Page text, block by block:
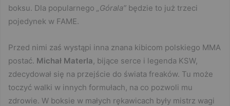
boksu. Dla popularnego
„Górala” będzie to już trzeci
pojedynek w FAME.
Przed nimi zaś wystąpi inna znana kibicom polskiego MMA
postać. Michał Materla, bijące serce i legenda KSW,
zdecydował się na przejście do świata freaków. Tu może
toczyć walki w innych formułach, na co pozwoli mu
zdrowie. W boksie w małych rękawicach były mistrz wagi